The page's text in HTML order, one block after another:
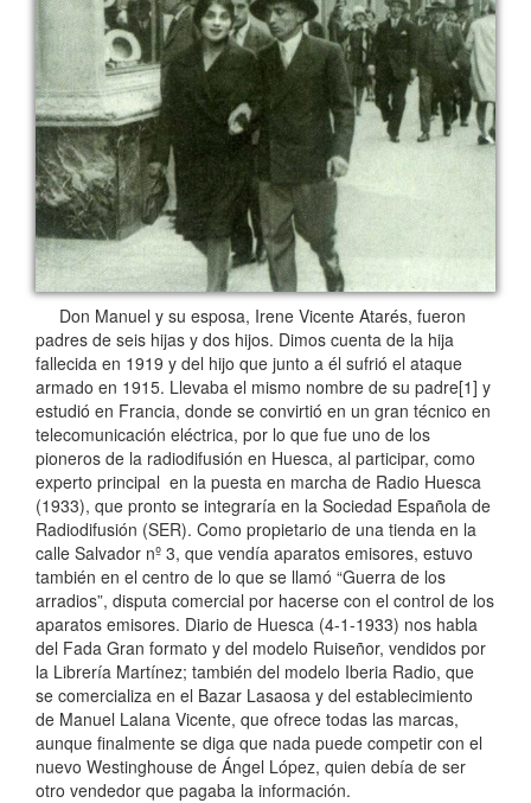
Don Manuel y su esposa, Irene Vicente Atarés, fueron
padres de seis hijas y dos hijos. Dimos cuenta de la hija
fallecida en 1919 y del hijo que junto a él sufrió el ataque
armado en 1915. Llevaba el mismo nombre de su padre[1] y
estudió en Francia, donde se convirtió en un gran técnico en
telecomunicación eléctrica, por lo que fue uno de los
pioneros de la radiodifusión en Huesca, al participar, como
experto principal en la puesta en marcha de Radio Huesca
(1933), que pronto se integraría en la Sociedad Española de
Radiodifusión (SER). Como propietario de una tienda en la
calle Salvador nº 3, que vendía aparatos emisores, estuvo
también en el centro de lo que se llamó “Guerra de los
arradios”, disputa comercial por hacerse con el control de los
aparatos emisores. Diario de Huesca (4-1-1933) nos habla
del Fada Gran formato y del modelo Ruiseñor, vendidos por
la Librería Martínez; también del modelo Iberia Radio, que
se comercializa en el Bazar Lasaosa y del establecimiento
de Manuel Lalana Vicente, que ofrece todas las marcas,
aunque finalmente se diga que nada puede competir con el
nuevo Westinghouse de Ángel López, quien debía de ser
otro vendedor que pagaba la información.